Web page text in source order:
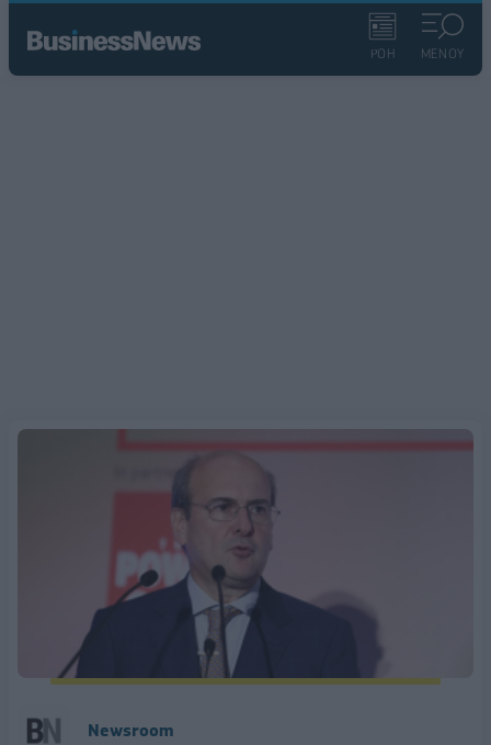
ΡΟΗ ΜΕΝΟΥ
Newsroom